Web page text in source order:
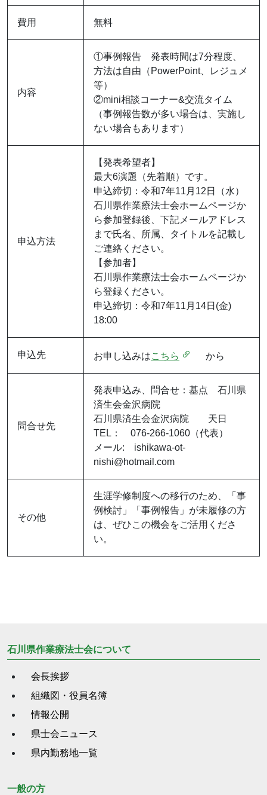
費用 無料
内容
①事例報告 発表時間は7分程度、
方法は自由（PowerPoint、レジュメ
等）
②mini相談コーナー&交流タイム
（事例報告数が多い場合は、実施し
ない場合もあります）
申込方法
【発表希望者】
最大6演題（先着順）です。
申込締切：令和7年11月12日（水）
石川県作業療法士会ホームページか
ら参加登録後、下記メールアドレス
まで氏名、所属、タイトルを記載し
ご連絡ください。
【参加者】
石川県作業療法士会ホームページか
ら登録ください。
申込締切：令和7年11月14日(金)
18:00
申込先 お申し込みはこちら から
問合せ先
発表申込み、問合せ：基点 石川県
済生会金沢病院
石川県済生会金沢病院 天日
TEL： 076-266-1060（代表）
メール: ishikawa-ot-
nishi@hotmail.com
その他
生涯学修制度への移行のため、「事
例検討」「事例報告」が未履修の方
は、ぜひこの機会をご活用くださ
い。
石川県作業療法士会について
会長挨拶
組織図・役員名簿
情報公開
県士会ニュース
県内勤務地一覧
一般の方